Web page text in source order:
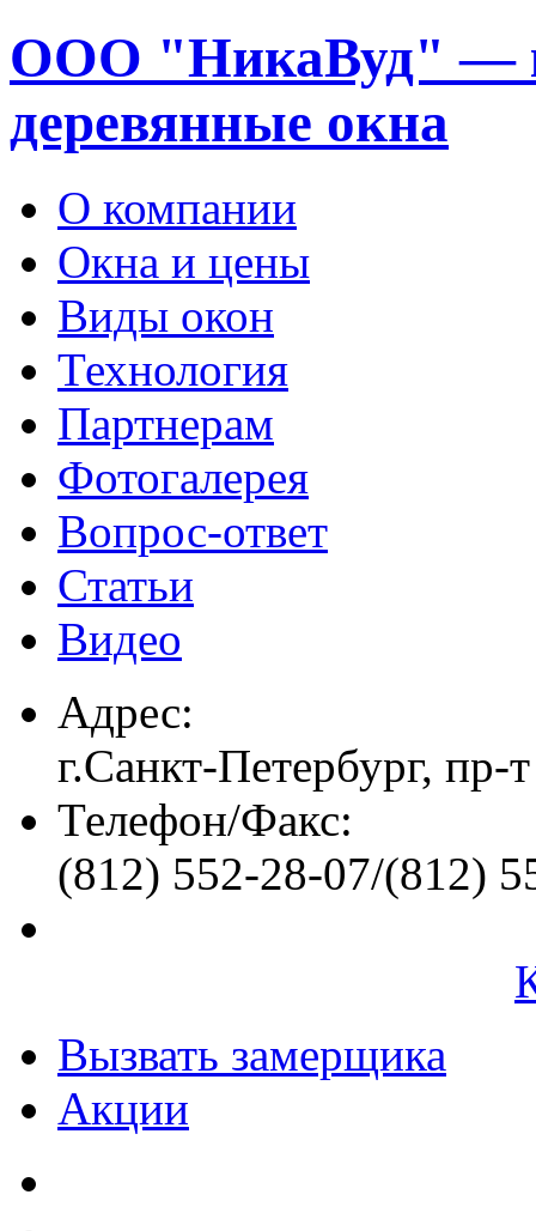
ООО "НикаВуд" —
деревянные окна
О компании
Окна и цены
Виды окон
Технология
Партнерам
Фотогалерея
Вопрос-ответ
Статьи
Видео
Адрес:
г.Санкт-Петербург, пр-
Телефон/Факс:
(812) 552-28-07/(812)
Вызвать замерщика
Акции